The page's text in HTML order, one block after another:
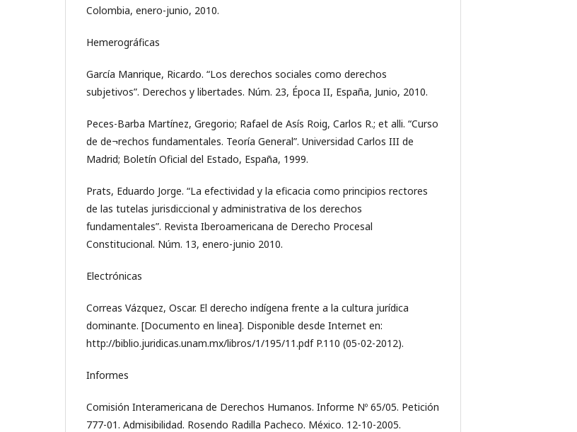
Colombia, enero-junio, 2010.
Hemerográficas
García Manrique, Ricardo. “Los derechos sociales como derechos
subjetivos”. Derechos y libertades. Núm. 23, Época II, España, Junio, 2010.
Peces-Barba Martínez, Gregorio; Rafael de Asís Roig, Carlos R.; et alli. “Curso
de de¬rechos fundamentales. Teoría General”. Universidad Carlos III de
Madrid; Boletín Oficial del Estado, España, 1999.
Prats, Eduardo Jorge. “La efectividad y la eficacia como principios rectores
de las tutelas jurisdiccional y administrativa de los derechos
fundamentales”. Revista Iberoamericana de Derecho Procesal
Constitucional. Núm. 13, enero-junio 2010.
Electrónicas
Correas Vázquez, Oscar. El derecho indígena frente a la cultura jurídica
dominante. [Documento en linea]. Disponible desde Internet en:
http://biblio.juridicas.unam.mx/libros/1/195/11.pdf P.110 (05-02-2012).
Informes
Comisión Interamericana de Derechos Humanos. Informe Nº 65/05. Petición
777-01. Admisibilidad. Rosendo Radilla Pacheco. México. 12-10-2005.